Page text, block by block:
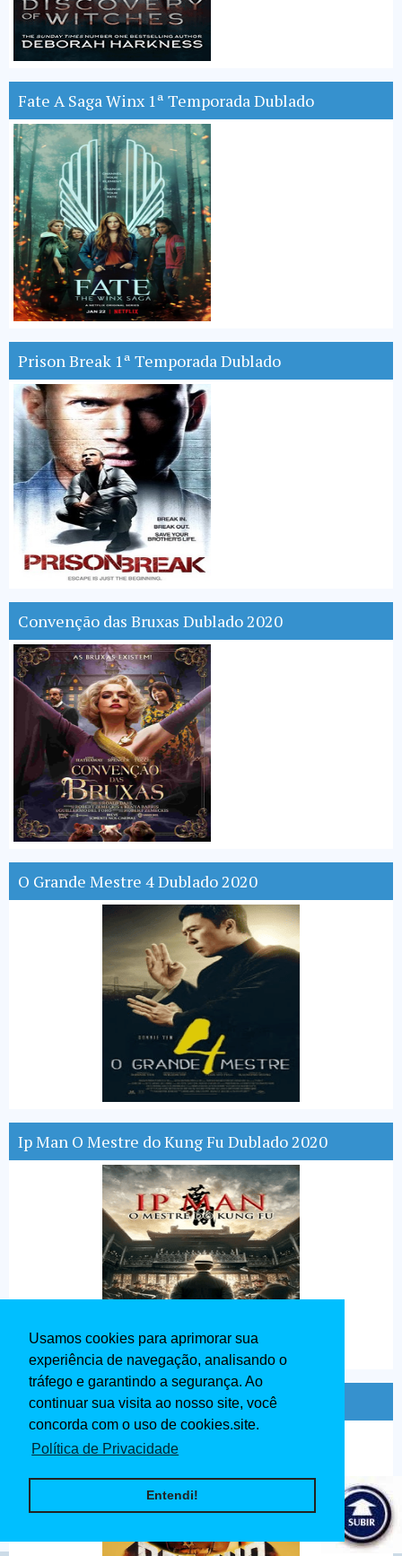
Usamos cookies para aprimorar sua
experiência de navegação, analisando o
tráfego e garantindo a segurança. Ao
continuar sua visita ao nosso site, você
concorda com o uso de cookies.site.
Política de Privacidade
Entendi!
Fate A Saga Winx 1ª Temporada Dublado
Prison Break 1ª Temporada Dublado
Convenção das Bruxas Dublado 2020
O Grande Mestre 4 Dublado 2020
Ip Man O Mestre do Kung Fu Dublado 2020
Ben - Hur Dublado 1959